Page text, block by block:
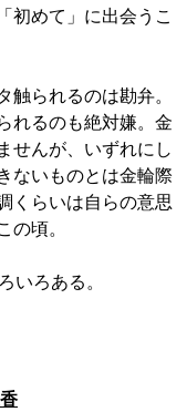
初めて」に出会うこ
られるのは勘弁。
れるのも絶対嫌。金
せんが、いずれにし
ないものとは金輪際
くらいは自らの意思
の頃。
ろある。